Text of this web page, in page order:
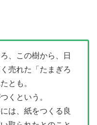
、この樹から、日
売れた「たまぎろ
とも。
くという。
は、紙をつくる良